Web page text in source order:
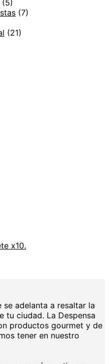
(5)
(7)
(21)
x10.
se adelanta a resaltar la
tu ciudad. La Despensa
productos gourmet y de
tener en nuestro